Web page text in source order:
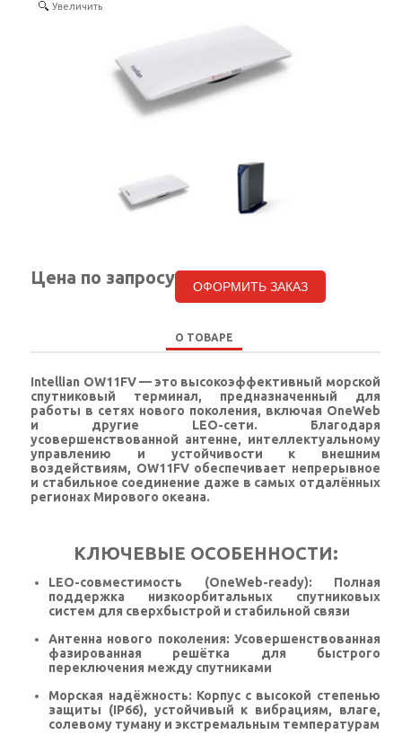
Увеличить
Цена по запросу ОФОРМИТЬ ЗАКАЗ
О ТОВАРЕ
Intellian OW11FV— это высокоэффективный морской
спутниковый терминал, предназначенный для
работы в сетях нового поколения, включая OneWeb
и другие LEO-сети. Благодаря
усовершенствованной антенне, интеллектуальному
управлению и устойчивости к внешним
воздействиям, OW11FV обеспечивает непрерывное
и стабильное соединение даже в самых отдалённых
регионах Мирового океана.
КЛЮЧЕВЫЕ ОСОБЕННОСТИ:
LEO-совместимость (OneWeb-ready): Полная
поддержка низкоорбитальных спутниковых
систем для сверхбыстрой и стабильной связи
Антенна нового поколения: Усовершенствованная
фазированная решётка для быстрого
переключения между спутниками
Морская надёжность: Корпус с высокой степенью
защиты (IP66), устойчивый к вибрациям, влаге,
солевому туману и экстремальным температурам